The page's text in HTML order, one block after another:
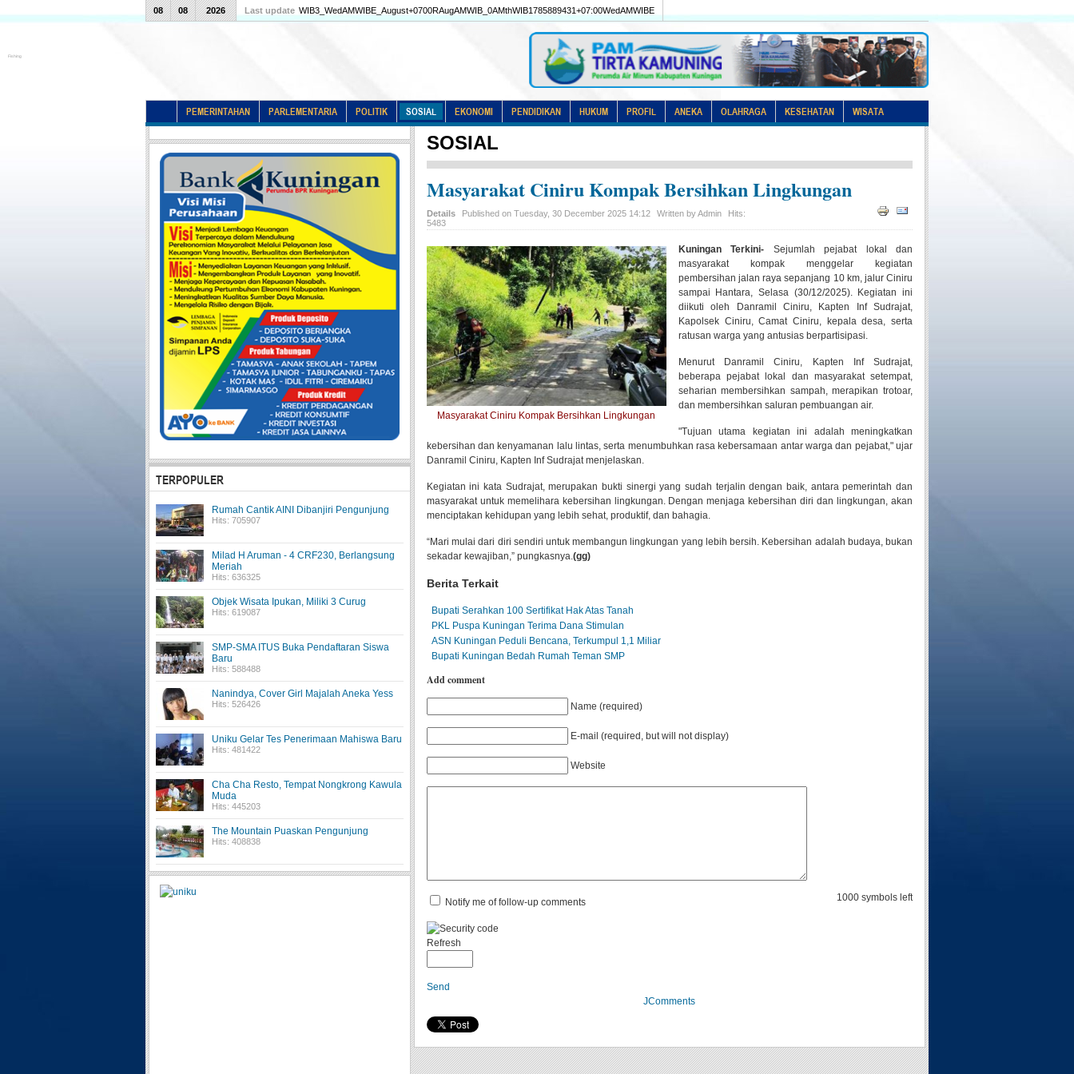
PEMERINTAHAN PARLEMENTARIA POLITIK SOSIAL EKONOMI PENDIDIKAN HUKUM PROFIL ANEKA OLAHRAGA KESEHATAN WISATA
08 08 2026 Last update WIB3_WedAMWIBE_August+0700RAugAMWIB_0AMthWIB1785889431+07:00WedAMWIBE
SOSIAL
Masyarakat Ciniru Kompak Bersihkan Lingkungan
Details Published on Tuesday, 30 December 2025 14:12 Written by Admin
Hits:
5483
Masyarakat Ciniru Kompak Bersihkan Lingkungan
Kuningan Terkini- Sejumlah pejabat lokal dan
masyarakat kompak menggelar kegiatan
pembersihan jalan raya sepanjang 10 km, jalur Ciniru
sampai Hantara, Selasa (30/12/2025). Kegiatan ini
diikuti oleh Danramil Ciniru, Kapten Inf Sudrajat,
Kapolsek Ciniru, Camat Ciniru, kepala desa, serta
ratusan warga yang antusias berpartisipasi.
Menurut Danramil Ciniru, Kapten Inf Sudrajat,
beberapa pejabat lokal dan masyarakat setempat,
seharian membersihkan sampah, merapikan trotoar,
dan membersihkan saluran pembuangan air.
"Tujuan utama kegiatan ini adalah meningkatkan
kebersihan dan kenyamanan lalu lintas, serta menumbuhkan rasa kebersamaan antar warga dan pejabat," ujar
Danramil Ciniru, Kapten Inf Sudrajat menjelaskan.
Kegiatan ini kata Sudrajat, merupakan bukti sinergi yang sudah terjalin dengan baik, antara pemerintah dan
masyarakat untuk memelihara kebersihan lingkungan. Dengan menjaga kebersihan diri dan lingkungan, akan
menciptakan kehidupan yang lebih sehat, produktif, dan bahagia.
“Mari mulai dari diri sendiri untuk membangun lingkungan yang lebih bersih. Kebersihan adalah budaya, bukan
sekadar kewajiban,” pungkasnya.(gg)
Berita Terkait
Bupati Serahkan 100 Sertifikat Hak Atas Tanah
PKL Puspa Kuningan Terima Dana Stimulan
ASN Kuningan Peduli Bencana, Terkumpul 1,1 Miliar
Bupati Kuningan Bedah Rumah Teman SMP
Add comment
Name (required)
E-mail (required, but will not display)
Website
1000 symbols left
Notify me of follow-up comments
Refresh
Send
JComments
TERPOPULER
Rumah Cantik AINI Dibanjiri Pengunjung
Hits: 705907
Milad H Aruman - 4 CRF230, Berlangsung
Meriah
Hits: 636325
Objek Wisata Ipukan, Miliki 3 Curug
Hits: 619087
SMP-SMA ITUS Buka Pendaftaran Siswa
Baru
Hits: 588488
Nanindya, Cover Girl Majalah Aneka Yess
Hits: 526426
Uniku Gelar Tes Penerimaan Mahiswa Baru
Hits: 481422
Cha Cha Resto, Tempat Nongkrong Kawula
Muda
Hits: 445203
The Mountain Puaskan Pengunjung
Hits: 408838
Fishing